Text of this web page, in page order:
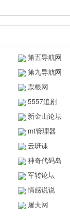
第五导航网
第九导航网
票根网
5557追剧
新金山论坛
mt管理器
云班课
神奇代码岛
军转论坛
情感说说
屠夫网